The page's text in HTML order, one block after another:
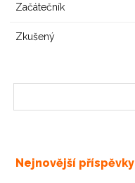
Začátečník
Zkušený
Nejnovější příspěvky